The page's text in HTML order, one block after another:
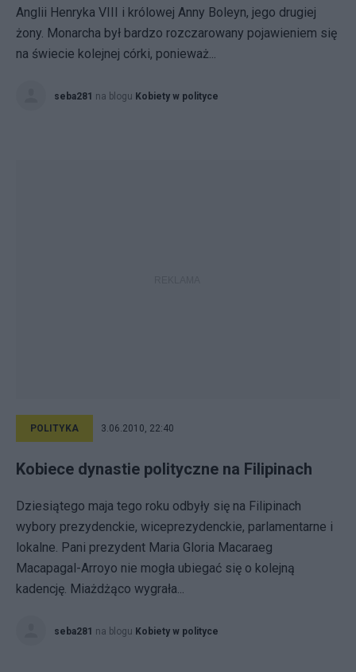
Anglii Henryka VIII i królowej Anny Boleyn, jego drugiej
żony. Monarcha był bardzo rozczarowany pojawieniem się
na świecie kolejnej córki, ponieważ...
seba281 na blogu Kobiety w polityce
POLITYKA 3.06.2010, 22:40
Kobiece dynastie polityczne na Filipinach
Dziesiątego maja tego roku odbyły się na Filipinach
wybory prezydenckie, wiceprezydenckie, parlamentarne i
lokalne. Pani prezydent Maria Gloria Macaraeg
Macapagal-Arroyo nie mogła ubiegać się o kolejną
kadencję. Miażdżąco wygrała...
seba281 na blogu Kobiety w polityce